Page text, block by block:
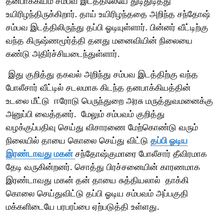
உயிரிழந்திருக்கிறார். தாய் உயிரிழந்ததை அறிந்த சந்தோஷ்
சம்பவ இடத்திலிருந்து தப்பி ஓடியுள்ளார். பின்னர் வீட்டிற்கு
வந்த கிருஷ்ணமூர்த்தி தனது மனைவியின் நிலையை
கண்டு அதிர்ச்சியடைந்துள்ளார்.
இது குறித்து தகவல் அறிந்து சம்பவ இடத்திற்கு வந்த
போலீசார் வீட்டில் சடலமாக கிடந்த தனபாக்கியத்தின்
உடலை மீட்டு ஈரோடு பெருந்துறை அரசு மருத்துவமனைக்கு
அனுப்பி வைத்தனர். மேலும் சம்பவம் குறித்து
வழக்குப்பதிவு செய்து விசாரணை மேற்கொண்டு வரும்
நிலையில் தாயை கொலை செய்து விட்டு தப்பி ஓடிய
இரண்டாவது மகன் சந்தோஷ்குமாரை போலீசார் தீவிரமாக
தேடி வருகின்றனர். சொத்து பிரச்சனையின் காரணமாக
இரண்டாவது மகன் தன் தாயை சுத்தியலால் தாக்கி
கொலை செய்துவிட்டு தப்பி ஓடிய சம்பவம் அப்பகுதி
மக்களிடையே பரபரப்பை ஏற்படுத்தி உள்ளது.